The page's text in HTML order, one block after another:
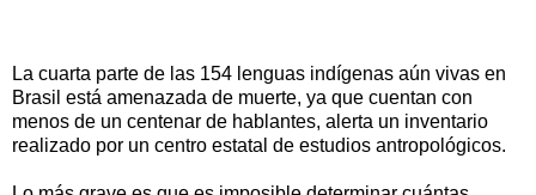
La cuarta parte de las 154 lenguas indígenas aún vivas en
Brasil está amenazada de muerte, ya que cuentan con
menos de un centenar de hablantes, alerta un inventario
realizado por un centro estatal de estudios antropológicos.